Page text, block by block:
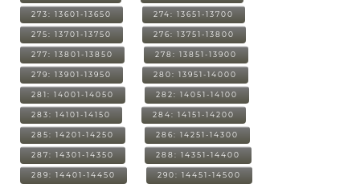
273: 13601-13650 274: 13651-13700
275: 13701-13750 276: 13751-13800
277: 13801-13850 278: 13851-13900
279: 13901-13950 280: 13951-14000
281: 14001-14050 282: 14051-14100
283: 14101-14150 284: 14151-14200
285: 14201-14250 286: 14251-14300
287: 14301-14350 288: 14351-14400
289: 14401-14450 290: 14451-14500